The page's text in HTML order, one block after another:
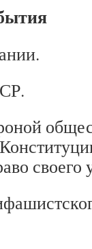
своего